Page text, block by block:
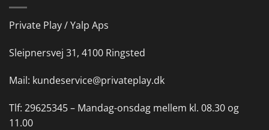
Private Play / Yalp Aps
Sleipnersvej 31, 4100 Ringsted
Mail: kundeservice@privateplay.dk
Tlf: 29625345 – Mandag-onsdag mellem kl. 08.30 og
11.00